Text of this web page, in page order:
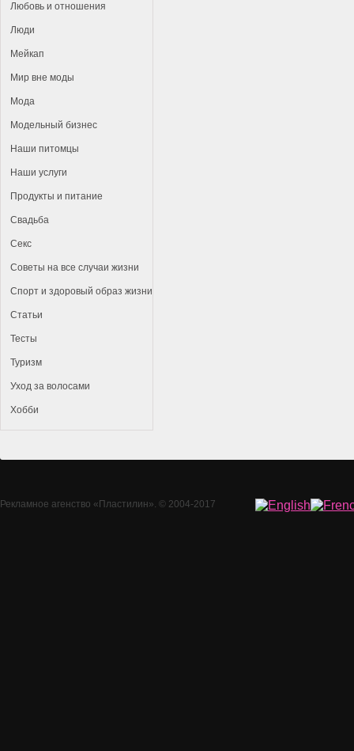
Любовь и отношения
Люди
Мейкап
Мир вне моды
Мода
Модельный бизнес
Наши питомцы
Наши услуги
Продукты и питание
Свадьба
Секс
Советы на все случаи жизни
Спорт и здоровый образ жизни
Статьи
Тесты
Туризм
Уход за волосами
Хобби
Рекламное агенство «Пластилин». © 2004-2017